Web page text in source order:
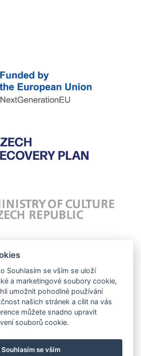
uživatelské zkušnosti. Tato operace je
se státní podporou Technologické agentury ČR a
ČR v rámci Programu TREND.
Souhlasím se vším se uloží
a marketingové soubory cookie,
umožnit pohodlné používání
našich stránek a cílit na vás
můžete snadno upravit
souborů cookie.
Souhlasím se vším